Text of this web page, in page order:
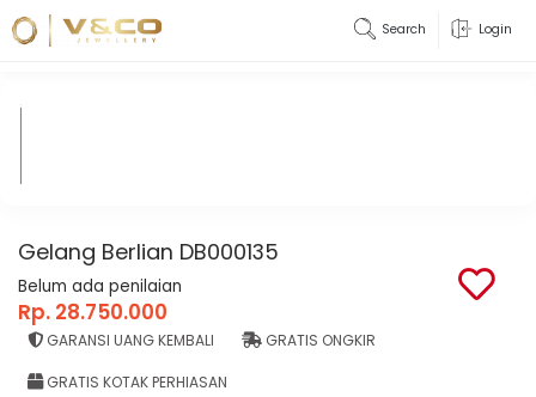
Search Login
Gelang Berlian DB000135
Belum ada penilaian
Rp. 28.750.000
GARANSI UANG KEMBALI GRATIS ONGKIR
GRATIS KOTAK PERHIASAN